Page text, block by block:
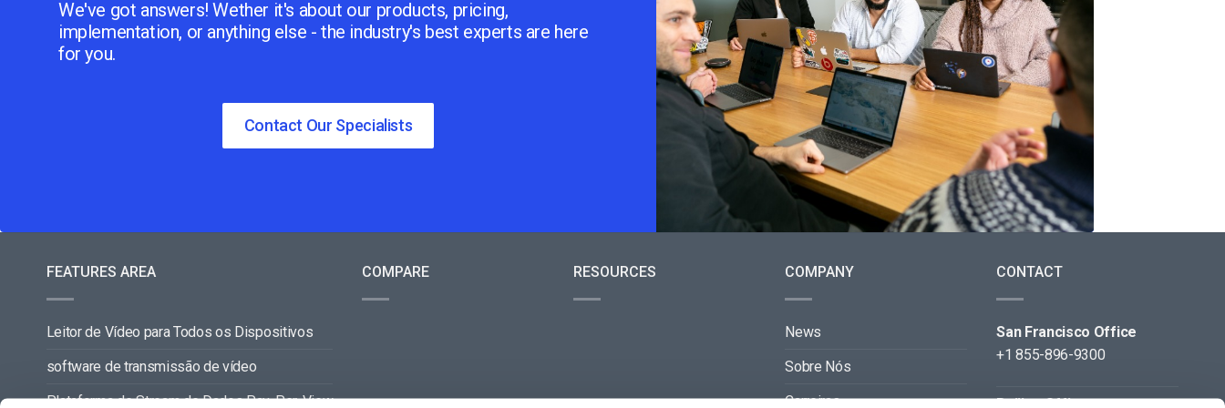
We've got answers! Wether it's about our products, pricing,
implementation, or anything else - the industry's best experts are here
for you.
Contact Our Specialists
FEATURES AREA
Leitor de Vídeo para Todos os Dispositivos
software de transmissão de vídeo
Plataforma de Stream de Dados Pay-Per-View
COMPARE RESOURCES COMPANY
News
Sobre Nós
Carreiras
CONTACT
San Francisco Office
+1 855-896-9300
Beijing Office